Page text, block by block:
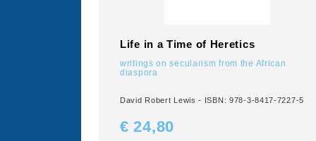
Life in a Time of Heretics
writings on secularism from the African
diaspora
David Robert Lewis - ISBN: 978-3-8417-7227-5
€ 24,80